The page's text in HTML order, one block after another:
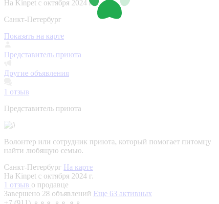
На Kinpet c октября 2024 г.
Санкт-Петербург
Показать на карте
Представитель приюта
Другие объявления
1 отзыв
Представитель приюта
Волонтер или сотрудник приюта, который помогает питомцу
найти любящую семью.
Санкт-Петербург На карте
На Kinpet c октября 2024 г.
1 отзыв о продавце
Завершено 28 объявлений Еще 63 активных